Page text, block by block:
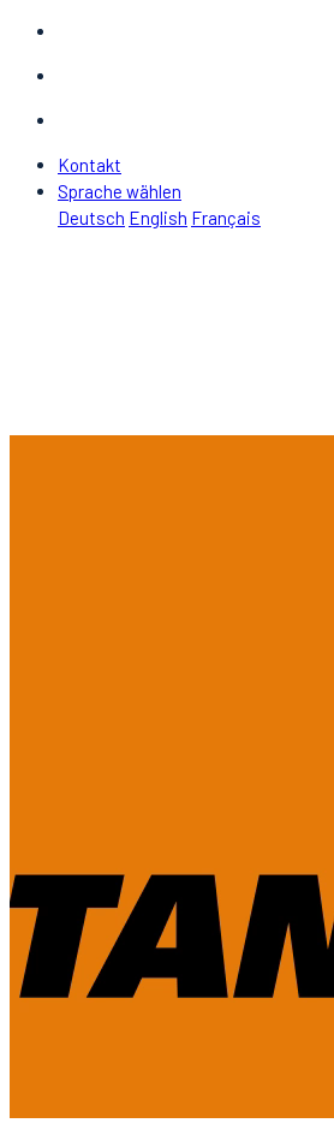
Kontakt
Sprache wählen
Deutsch English Français